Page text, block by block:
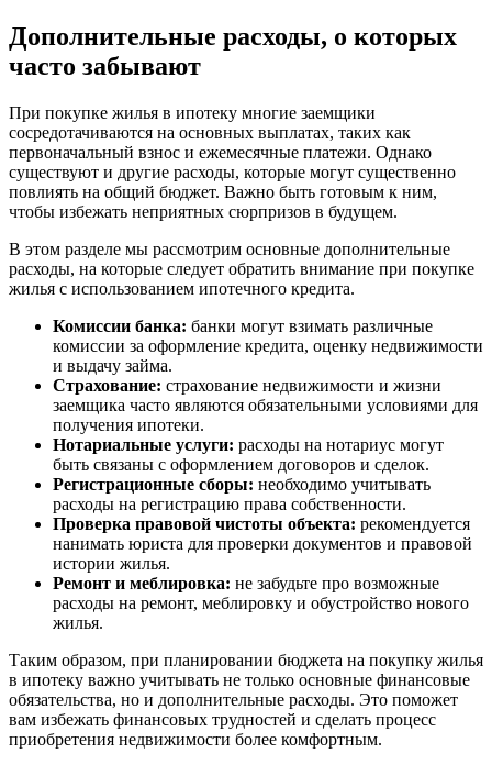
Дополнительные расходы, о которых
часто забывают
При покупке жилья в ипотеку многие заемщики
сосредотачиваются на основных выплатах, таких как
первоначальный взнос и ежемесячные платежи. Однако
существуют и другие расходы, которые могут существенно
повлиять на общий бюджет. Важно быть готовым к ним,
чтобы избежать неприятных сюрпризов в будущем.
В этом разделе мы рассмотрим основные дополнительные
расходы, на которые следует обратить внимание при покупке
жилья с использованием ипотечного кредита.
Комиссии банка: банки могут взимать различные
комиссии за оформление кредита, оценку недвижимости
и выдачу займа.
Страхование: страхование недвижимости и жизни
заемщика часто являются обязательными условиями для
получения ипотеки.
Нотариальные услуги: расходы на нотариус могут
быть связаны с оформлением договоров и сделок.
Регистрационные сборы: необходимо учитывать
расходы на регистрацию права собственности.
Проверка правовой чистоты объекта: рекомендуется
нанимать юриста для проверки документов и правовой
истории жилья.
Ремонт и меблировка: не забудьте про возможные
расходы на ремонт, меблировку и обустройство нового
жилья.
Таким образом, при планировании бюджета на покупку жилья
в ипотеку важно учитывать не только основные финансовые
обязательства, но и дополнительные расходы. Это поможет
вам избежать финансовых трудностей и сделать процесс
приобретения недвижимости более комфортным.